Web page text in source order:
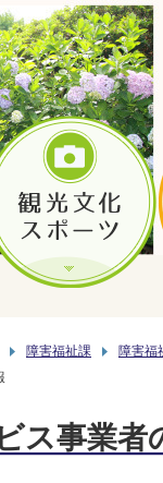
障害福祉課 障害福
ス事業者